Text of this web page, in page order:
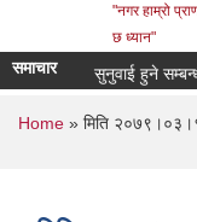
"नगर हाम्रो
छ ध्यान"
समाचार
सार्वजनिक सुनुवाई हुने
You are
Home» मिति